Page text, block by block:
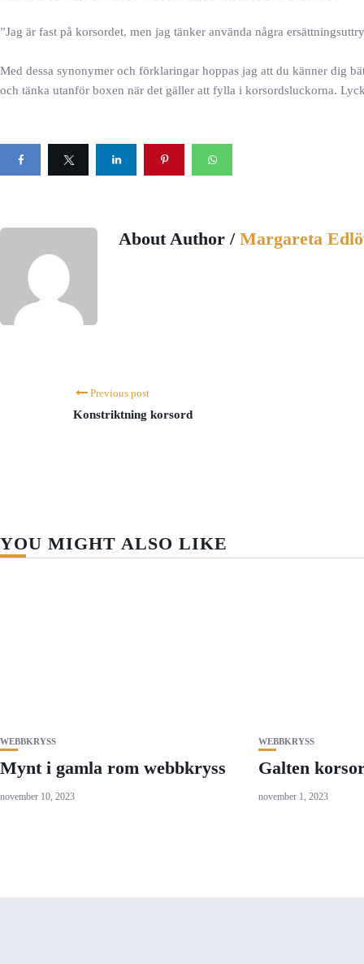
”Jag är fast på korsordet, men jag tänker använda några
Med dessa synonymer och förklaringar hoppas jag att du känner dig
och tänka utanför boxen när det gäller att fylla i korsordsluckorna.
About Author / Margareta
Previous post
Konstriktning korsord
YOU MIGHT ALSO LIKE
WEBBKRYSS
Mynt i gamla rom webbkryss
november 10, 2023
WEBBKRYSS
Galten
november 1, 2023